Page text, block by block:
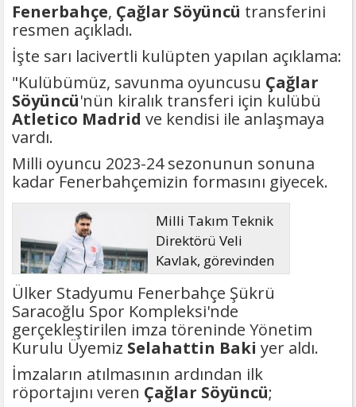
Fenerbahçe, Çağlar Söyüncü transferini
resmen açıkladı.
İşte sarı lacivertli kulüpten yapılan açıklama:
"Kulübümüz, savunma oyuncusu Çağlar
Söyüncü'nün kiralık transferi için kulübü
Atletico Madrid ve kendisi ile anlaşmaya
vardı.
Milli oyuncu 2023-24 sezonunun sonuna
kadar Fenerbahçemizin formasını giyecek.
Milli Takım Teknik
Direktörü Veli
Kavlak, görevinden
ayrıldı
Ülker Stadyumu Fenerbahçe Şükrü
Saracoğlu Spor Kompleksi'nde
gerçekleştirilen imza töreninde Yönetim
Kurulu Üyemiz Selahattin Baki yer aldı.
İmzaların atılmasının ardından ilk
röportajını veren Çağlar Söyüncü;